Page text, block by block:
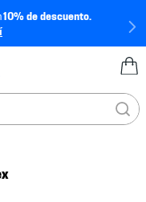
10% de descuento.